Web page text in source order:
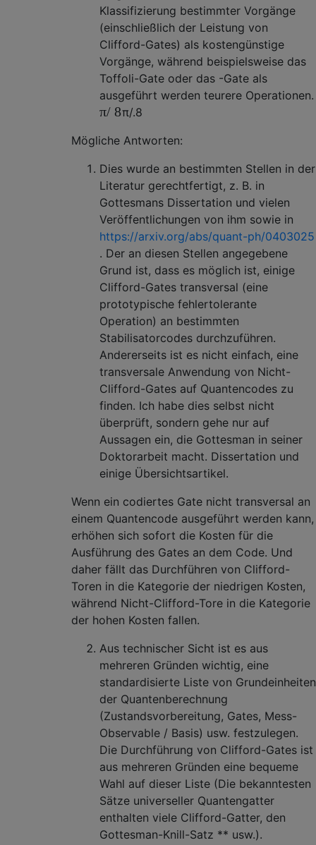
Klassifizierung bestimmter Vorgänge
(einschließlich der Leistung von
Clifford-Gates) als kostengünstige
Vorgänge, während beispielsweise das
Toffoli-Gate oder das -Gate als
ausgeführt werden teurere Operationen.
π/ 8π/.8
Mögliche Antworten:
Dies wurde an bestimmten Stellen in der
Literatur gerechtfertigt, z. B. in
Gottesmans Dissertation und vielen
Veröffentlichungen von ihm sowie in
https://arxiv.org/abs/quant-ph/0403025
. Der an diesen Stellen angegebene
Grund ist, dass es möglich ist, einige
Clifford-Gates transversal (eine
prototypische fehlertolerante
Operation) an bestimmten
Stabilisatorcodes durchzuführen.
Andererseits ist es nicht einfach, eine
transversale Anwendung von Nicht-
Clifford-Gates auf Quantencodes zu
finden. Ich habe dies selbst nicht
überprüft, sondern gehe nur auf
Aussagen ein, die Gottesman in seiner
Doktorarbeit macht. Dissertation und
einige Übersichtsartikel.
Wenn ein codiertes Gate nicht transversal an
einem Quantencode ausgeführt werden kann,
erhöhen sich sofort die Kosten für die
Ausführung des Gates an dem Code. Und
daher fällt das Durchführen von Clifford-
Toren in die Kategorie der niedrigen Kosten,
während Nicht-Clifford-Tore in die Kategorie
der hohen Kosten fallen.
Aus technischer Sicht ist es aus
mehreren Gründen wichtig, eine
standardisierte Liste von Grundeinheiten
der Quantenberechnung
(Zustandsvorbereitung, Gates, Mess-
Observable / Basis) usw. festzulegen.
Die Durchführung von Clifford-Gates ist
aus mehreren Gründen eine bequeme
Wahl auf dieser Liste (Die bekanntesten
Sätze universeller Quantengatter
enthalten viele Clifford-Gatter, den
Gottesman-Knill-Satz ** usw.).